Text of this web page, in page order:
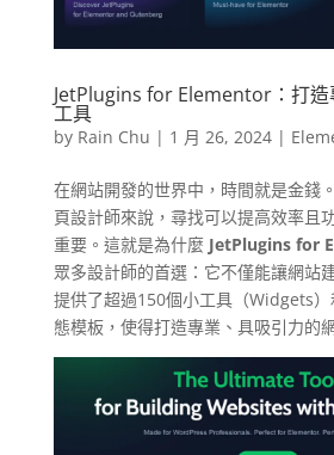
JetPlugins for Elementor：打造
工具
by Rain Chu | 1 月 26, 2024|
在網站開發的世界中，時間就是金錢
頁設計師來說，尋找可以提高效率且
重要。這就是為什麼 JetPlugins for
眾多設計師的首選：它不僅能讓網站
提供了超過150個小工具（Widgets
態模板，使得打造專業、具吸引力的